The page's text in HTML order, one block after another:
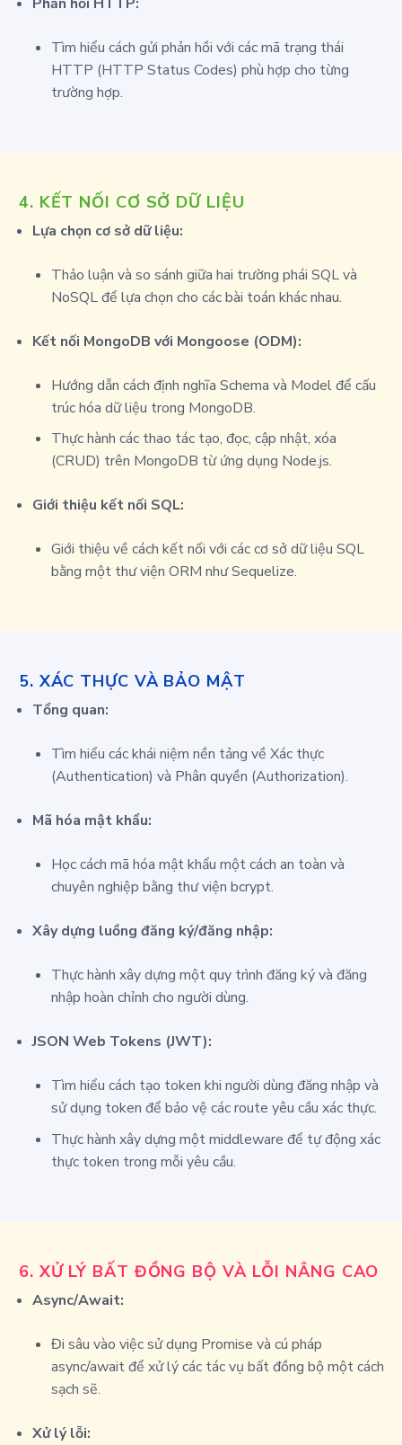
Tìm hiểu cách gửi phản hồi với các mã trạng thái
HTTP (HTTP Status Codes) phù hợp cho từng
trường hợp.
4. KẾT NỐI CƠ SỞ DỮ LIỆU
Lựa chọn cơ sở dữ liệu:
Thảo luận và so sánh giữa hai trường phái SQL và
NoSQL để lựa chọn cho các bài toán khác nhau.
Kết nối MongoDB với Mongoose (ODM):
Hướng dẫn cách định nghĩa Schema và Model để cấu
trúc hóa dữ liệu trong MongoDB.
Thực hành các thao tác tạo, đọc, cập nhật, xóa
(CRUD) trên MongoDB từ ứng dụng Node.js.
Giới thiệu kết nối SQL:
Giới thiệu về cách kết nối với các cơ sở dữ liệu SQL
bằng một thư viện ORM như Sequelize.
5. XÁC THỰC VÀ BẢO MẬT
Tổng quan:
Tìm hiểu các khái niệm nền tảng về Xác thực
(Authentication) và Phân quyền (Authorization).
Mã hóa mật khẩu:
Học cách mã hóa mật khẩu một cách an toàn và
chuyên nghiệp bằng thư viện bcrypt.
Xây dựng luồng đăng ký/đăng nhập:
Thực hành xây dựng một quy trình đăng ký và đăng
nhập hoàn chỉnh cho người dùng.
JSON Web Tokens (JWT):
Tìm hiểu cách tạo token khi người dùng đăng nhập và
sử dụng token để bảo vệ các route yêu cầu xác thực.
Thực hành xây dựng một middleware để tự động xác
thực token trong mỗi yêu cầu.
6. XỬ LÝ BẤT ĐỒNG BỘ VÀ LỖI NÂNG CAO
Async/Await:
Đi sâu vào việc sử dụng Promise và cú pháp
async/awaitđể xử lý các tác vụ bất đồng bộ một cách
sạch sẽ.
Xử lý lỗi: